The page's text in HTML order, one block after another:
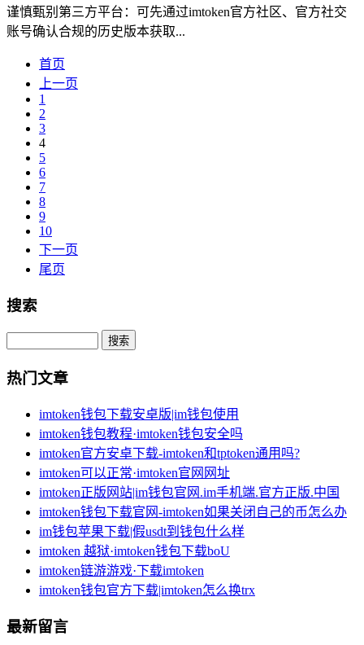
谨慎甄别第三方平台：可先通过imtoken官方社区、官方社交
账号确认合规的历史版本获取...
首页
上一页
1
2
3
4
5
6
7
8
9
10
下一页
尾页
搜索
Search
热门文章
imtoken钱包下载安卓版|im钱包使用
imtoken钱包教程·imtoken钱包安全吗
imtoken官方安卓下载-imtoken和tptoken通用吗?
imtoken可以正常·imtoken官网网址
imtoken正版网站|im钱包官网.im手机端.官方正版.中国
imtoken钱包下载官网-imtoken如果关闭自己的币怎么办
im钱包苹果下载|假usdt到钱包什么样
imtoken 越狱·imtoken钱包下载boU
imtoken链游游戏·下载imtoken
imtoken钱包官方下载|imtoken怎么换trx
最新留言